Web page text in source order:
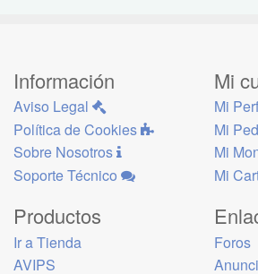
Información
Aviso Legal
Política de Cookies
Sobre Nosotros
Soporte Técnico
Mi
Mi
Mi
Mi
Mi
Productos
Ir a Tienda
AVIPS
Foros